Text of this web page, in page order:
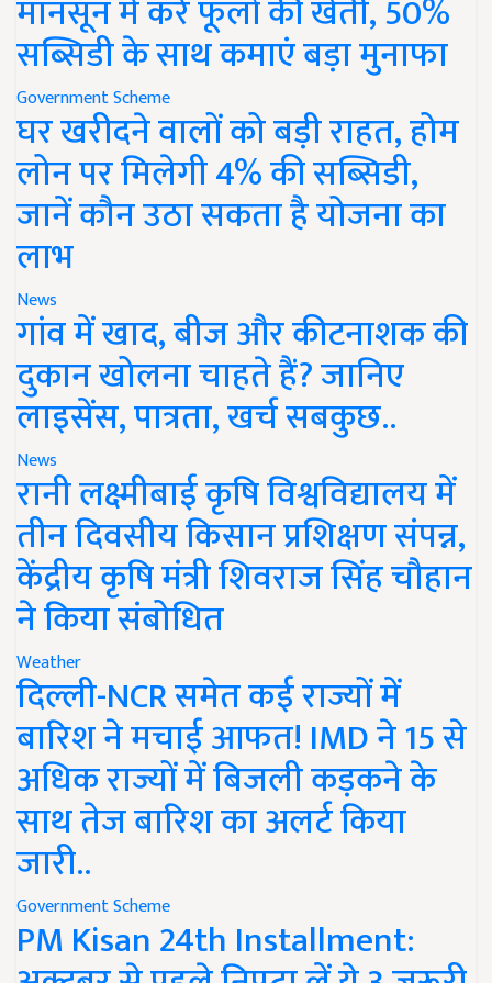
मानसून में करें फूलों की खेती, 50%
सब्सिडी के साथ कमाएं बड़ा मुनाफा
Government Scheme
घर खरीदने वालों को बड़ी राहत, होम
लोन पर मिलेगी 4% की सब्सिडी,
जानें कौन उठा सकता है योजना का
लाभ
News
गांव में खाद, बीज और कीटनाशक की
दुकान खोलना चाहते हैं? जानिए
लाइसेंस, पात्रता, खर्च सबकुछ..
News
रानी लक्ष्मीबाई कृषि विश्वविद्यालय में
तीन दिवसीय किसान प्रशिक्षण संपन्न,
केंद्रीय कृषि मंत्री शिवराज सिंह चौहान
ने किया संबोधित
Weather
दिल्ली-NCR समेत कई राज्यों में
बारिश ने मचाई आफत! IMD ने 15 से
अधिक राज्यों में बिजली कड़कने के
साथ तेज बारिश का अलर्ट किया
जारी..
Government Scheme
PM Kisan 24th Installment: